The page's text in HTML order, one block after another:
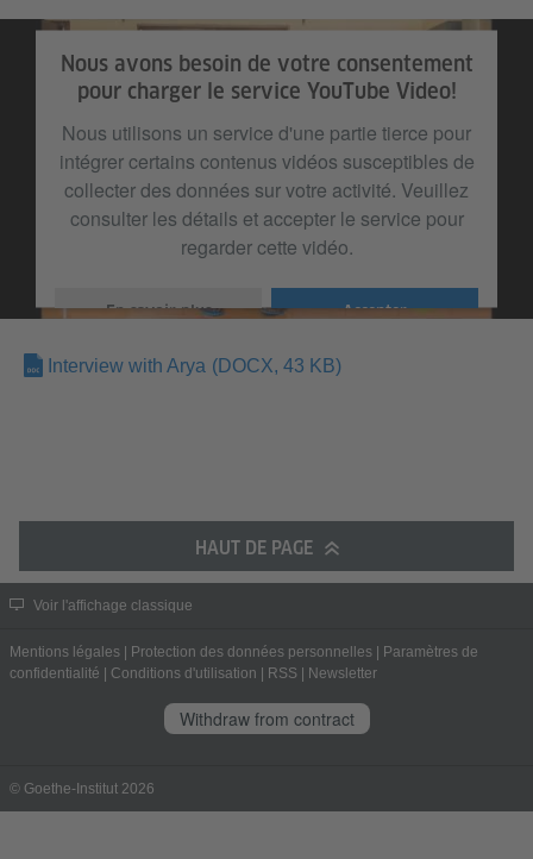
Nous avons besoin de votre consentement
pour charger le service YouTube Video!
Nous utilisons un service d'une partie tierce pour
intégrer certains contenus vidéos susceptibles de
collecter des données sur votre activité. Veuillez
consulter les détails et accepter le service pour
regarder cette vidéo.
En savoir plus Accepter
Interview with Arya (DOCX, 43 KB)
HAUT DE PAGE
Voir l'affichage classique
Mentions légales Protection des données personnelles
Paramètres de
confidentialité
Conditions d'utilisation RSS Newsletter
Withdraw from contract
© Goethe-Institut 2026